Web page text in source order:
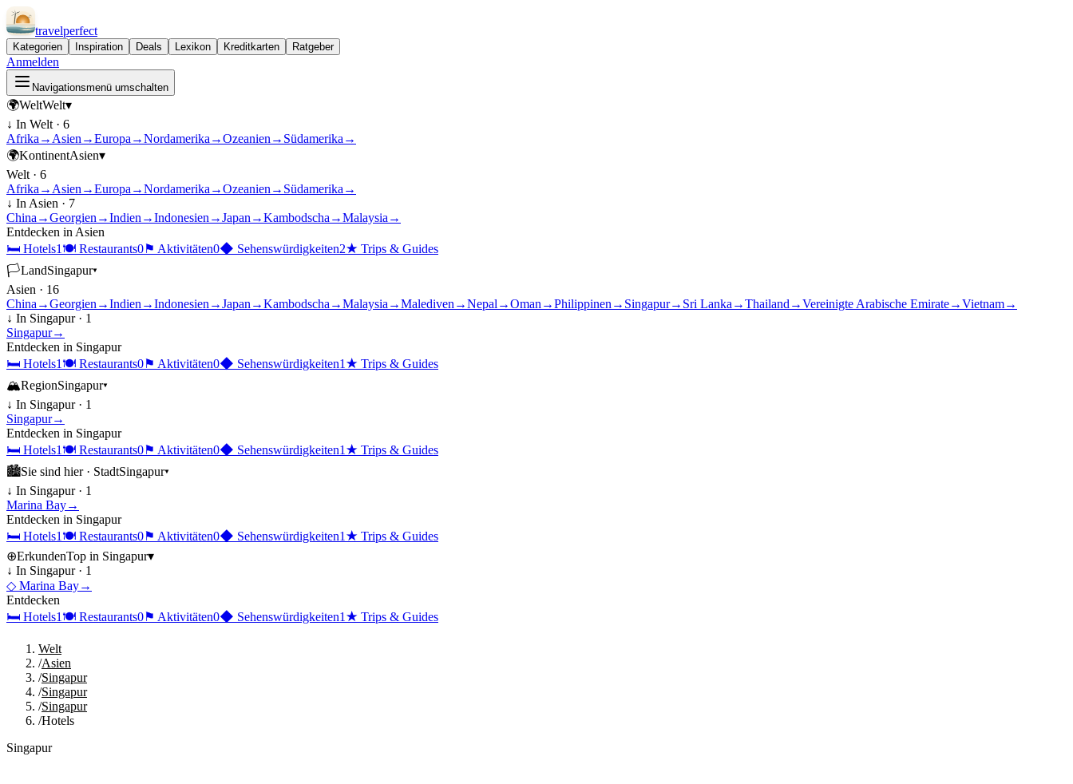
travelperfect
Kategorien Inspiration Deals Lexikon Kreditkarten Ratgeber
Anmelden
Navigationsmenü umschalten
🌍WeltWelt▾
↓ In Welt · 6
Afrika → Asien →Europa →Nordamerika →Ozeanien → Südamerika →
🌍KontinentAsien▾
Welt · 6
Afrika → Asien →Europa →Nordamerika →Ozeanien → Südamerika →
↓ In Asien · 7
China →Georgien →Indien →Indonesien →Japan →Kambodscha →Malaysia →
Entdecken in Asien
🛏 Hotels1 🍽 Restaurants0⚑ Aktivitäten0◆ Sehenswürdigkeiten2★ Trips & Guides
🏳LandSingapur▾
Asien · 16
China →Georgien →Indien →Indonesien →Japan →Kambodscha →Malaysia →Malediven →Nepal →Oman →Philippinen → Singapur→ Sri Lanka →Thailand →Vereinigte Arabische Emirate→Vietnam→
↓ In Singapur· 1
Singapur→
Entdecken in Singapur
🛏 Hotels1 🍽 Restaurants0⚑ Aktivitäten0◆ Sehenswürdigkeiten1 ★ Trips & Guides
🏔RegionSingapur▾
↓ In Singapur· 1
Singapur→
Entdecken in Singapur
🛏 Hotels1 🍽 Restaurants0⚑ Aktivitäten0◆ Sehenswürdigkeiten1 ★ Trips & Guides
🏙Sie sind hier · StadtSingapur▾
↓ In Singapur· 1
Marina Bay→
Entdecken in Singapur
🛏 Hotels1 🍽 Restaurants0⚑ Aktivitäten0◆ Sehenswürdigkeiten1 ★ Trips & Guides
⊕ErkundenTop in Singapur▾
↓ In Singapur· 1
◇ Marina Bay→
Entdecken
🛏 Hotels1 🍽 Restaurants0⚑ Aktivitäten0◆ Sehenswürdigkeiten1 ★ Trips & Guides
Welt
/Asien
/Singapur
/Singapur
/Singapur
/Hotels
Singapur